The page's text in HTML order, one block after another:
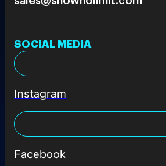
SOCIAL MEDIA
Instagram
Facebook